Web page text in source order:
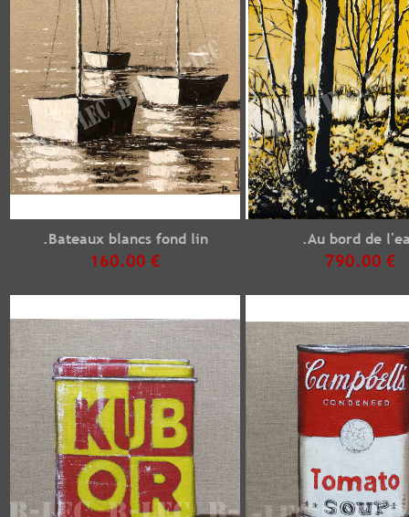
.Bateaux blancs fond lin
160.00 €
.Au bord de
790.00 €